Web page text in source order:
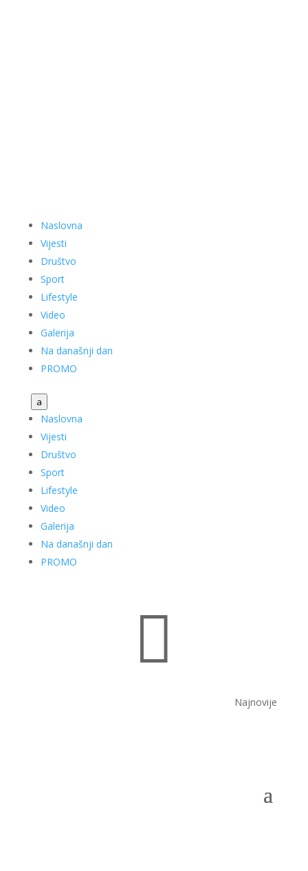
Naslovna
Vijesti
Društvo
Sport
Lifestyle
Video
Galerija
Na današnji dan
PROMO
a
Naslovna
Vijesti
Društvo
Sport
Lifestyle
Video
Galerija
Na današnji dan
PROMO

Najnovije